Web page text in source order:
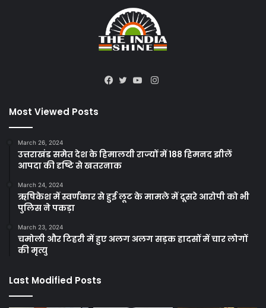
Instagram
Most Viewed Posts
March 26, 2024
उत्तराखंड समेत देश के हिमालयी राज्यों में 188 हिमनद झीलें
आपदा की दृष्टि से खतरनाक
March 24, 2024
ऋषिकेश में स्वर्णकार से हुई लूट के मामले में दूसरे आरोपी को भी
पुलिस ने पकड़ा
March 23, 2024
चमोली और टिहरी में हुए अलग अलग सड़क हादसों में चार लोगों
की मृत्यु
Last Modified Posts